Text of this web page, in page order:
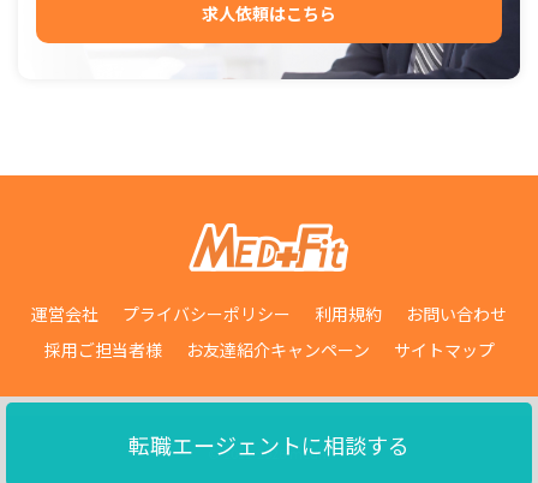
求人依頼はこちら
運営会社 プライバシーポリシー 利用規約
お問い合わせ
採用ご担当者様
お友達紹介キャンペーン サイトマップ
© 2011-2026 medfit
転職エージェントに相談する